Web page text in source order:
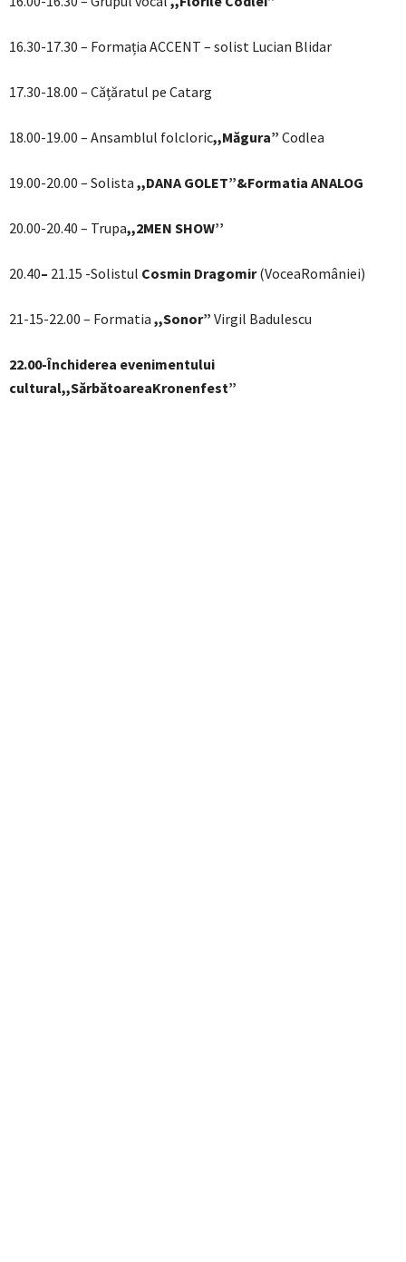
16.30-17.30 – Formația ACCENT – solist Lucian Blidar
17.30-18.00 – Cățăratul pe Catarg
18.00-19.00 – Ansamblul folcloric,,Măgura” Codlea
19.00-20.00 – Solista ,,DANA GOLET”&Formatia ANALOG
20.00-20.40 – Trupa,,2MEN SHOW’’
20.40– 21.15 -Solistul Cosmin Dragomir(VoceaRomâniei)
21-15-22.00 – Formatia ,,Sonor” Virgil Badulescu
22.00-Închiderea evenimentului
cultural,,SărbătoareaKronenfest”